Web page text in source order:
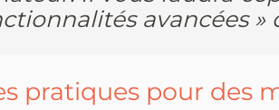
avancées »
pratiques pour des